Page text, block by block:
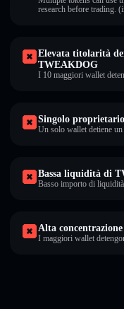
research before trading.
Elevata titolarità
TWEAKDOG
I 10 maggiori wallet
Singolo
Un solo wallet detiene
Bassa liquidità di
Basso importo di
Alta
I maggiori wallet